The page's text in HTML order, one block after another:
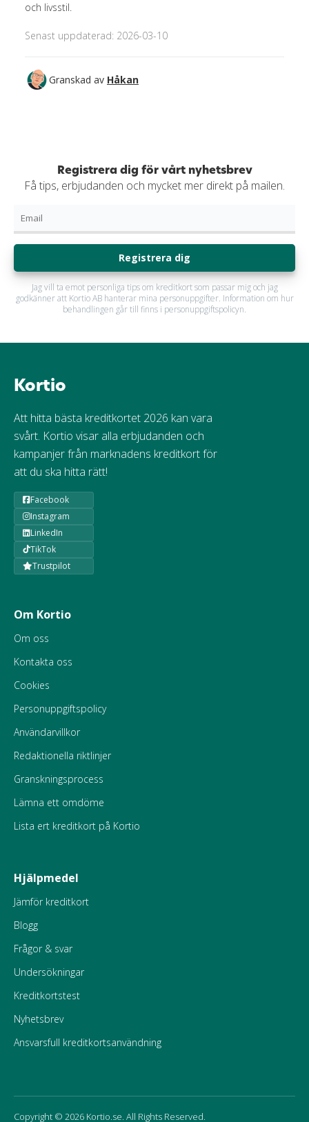
och livsstil.
Senast uppdaterad: 2026-03-10
Granskad av Håkan
Registrera dig för vårt nyhetsbrev
Få tips, erbjudanden och mycket mer direkt på mailen.
Registrera dig
Jag vill ta emot personliga tips om kreditkort som passar mig och jag
godkänner att Kortio AB hanterar mina personuppgifter. Information om hur
behandlingen går till finns i personuppgiftspolicyn.
Kortio
Att hitta bästa kreditkortet 2026 kan vara
svårt. Kortio visar alla erbjudanden och
kampanjer från marknadens kreditkort för
att du ska hitta rätt!
Facebook
Instagram
LinkedIn
TikTok
Trustpilot
Om Kortio
Om oss
Kontakta oss
Cookies
Personuppgiftspolicy
Användarvillkor
Redaktionella riktlinjer
Granskningsprocess
Lämna ett omdöme
Lista ert kreditkort på Kortio
Hjälpmedel
Jämför kreditkort
Blogg
Frågor & svar
Undersökningar
Kreditkortstest
Nyhetsbrev
Ansvarsfull kreditkortsanvändning
Copyright © 2026 Kortio.se. All Rights Reserved.